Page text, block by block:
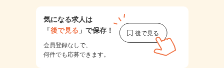
気になる求人は
「後で見る 」で保存！
会員登録なしで、
何件でも応募できます。